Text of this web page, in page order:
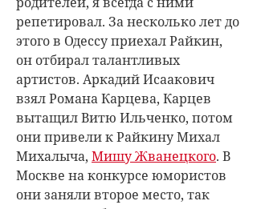
репетировал. За несколько лет до
этого в Одессу приехал Райкин,
он отбирал талантливых
артистов. Аркадий Исаакович
взял Романа Карцева, Карцев
вытащил Витю Ильченко, потом
они привели к Райкину Михал
Михалыча, Мишу Жванецкого. В
Москве на конкурсе юмористов
они заняли второе место, так